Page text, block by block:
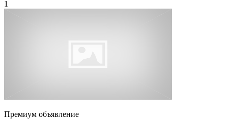
1
Премиум объявление